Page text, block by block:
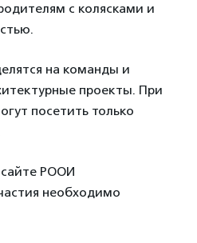
с колясками и
на команды и
проекты. При
посетить только
РООИ
необходимо